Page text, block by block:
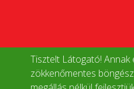
Tisztelt Látogató! Annak
zökkenőmentes